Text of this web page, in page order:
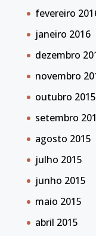
fevereiro
janeiro 2016
dezembro
novembro
outubro 2015
setembro
agosto 2015
julho 2015
junho 2015
maio 2015
abril 2015